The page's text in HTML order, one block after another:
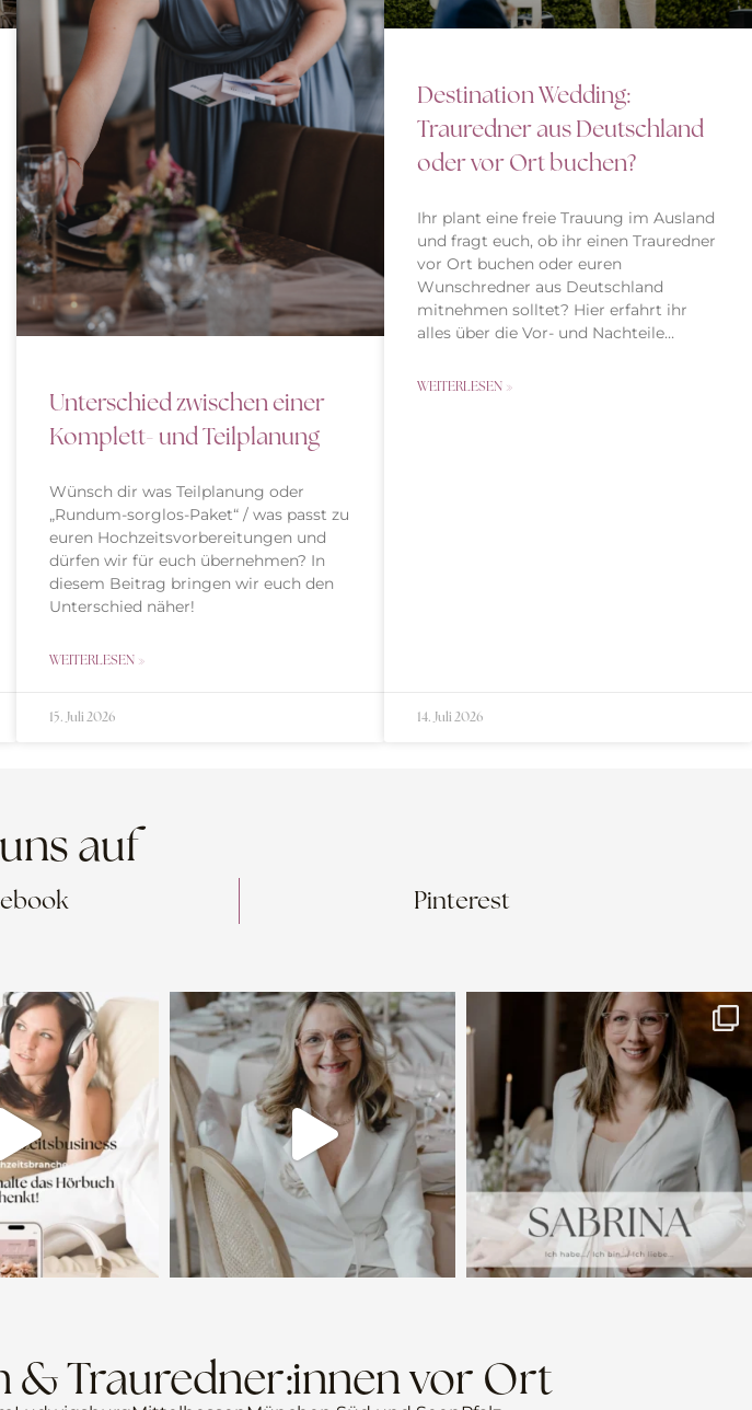
Unterschied zwischen einer
Komplett- und Teilplanung
Wünsch dir was Teilplanung oder
„Rundum-sorglos-Paket“ / was passt zu
euren Hochzeitsvorbereitungen und
dürfen wir für euch übernehmen? In
diesem Beitrag bringen wir euch den
Unterschied näher!
WEITERLESEN »
15. Juli 2026
Destination Wedding:
Trauredner aus Deutschland
oder vor Ort buchen?
Ihr plant eine freie Trauung im Ausland
und fragt euch, ob ihr einen Trauredner
vor Ort buchen oder euren
Wunschredner aus Deutschland
mitnehmen solltet? Hier erfahrt ihr
alles über die Vor- und Nachteile…
WEITERLESEN »
14. Juli 2026
auf
Pinterest
& Trauredner:innen vor Ort